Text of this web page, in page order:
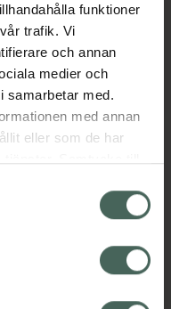
funktioner
trafik. Vi
och annan
medier och
samarbetar med.
med annan
eller som de har
påverkar inte
innan återkallelsen.